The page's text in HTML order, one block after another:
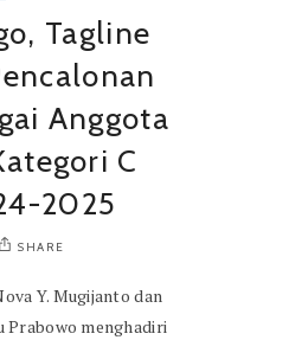
Tagline
Anggota
C
2025
SHARE
Y. Mugijanto dan
menghadiri